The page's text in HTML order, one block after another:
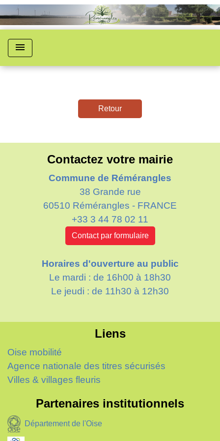
menu
Retour
Contactez votre mairie
Commune de Rémérangles
38 Grande rue
60510 Rémérangles - FRANCE
+33 3 44 78 02 11
Contact par formulaire
Horaires d'ouverture au public
Le mardi : de 16h00 à 18h30
Le jeudi : de 11h30 à 12h30
Liens
Oise mobilité
Agence nationale des titres sécurisés
Villes & villages fleuris
Partenaires institutionnels
Département de l'Oise